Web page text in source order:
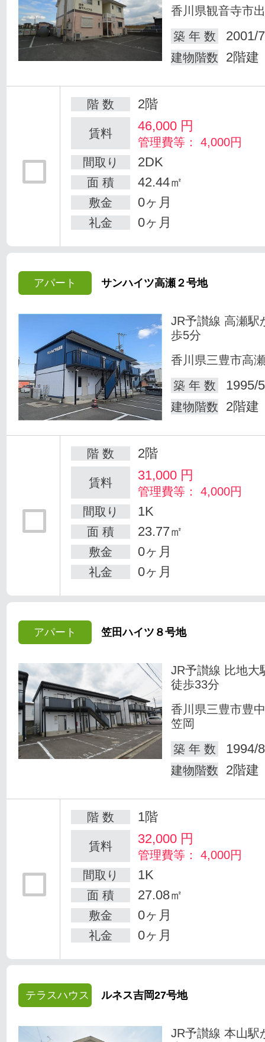
香川県観音寺市
築 年 数
2001/
建物階数 2階建
階 数 2階
賃料 46,000 円
管理費等： 4,000円
間取り
2DK
面 積 42.44㎡
敷金 0ヶ月
礼金 0ヶ月
アパート サンハイツ高瀬２号地
JR予讃線 高瀬駅
歩5分
香川県三豊市高
築 年 数
1995/
建物階数 2階建
階 数 2階
賃料 31,000 円
管理費等： 4,000円
間取り
1K
面 積 23.77㎡
敷金 0ヶ月
礼金 0ヶ月
アパート 笠田ハイツ８号地
JR予讃線 比地大
徒歩33分
香川県三豊市豊
笠岡
築 年 数
1994/
建物階数 2階建
階 数 1階
賃料 32,000 円
管理費等： 4,000円
間取り
1K
面 積 27.08㎡
敷金 0ヶ月
礼金 0ヶ月
テラスハウス ルネス吉岡27号地
JR予讃線 本山駅